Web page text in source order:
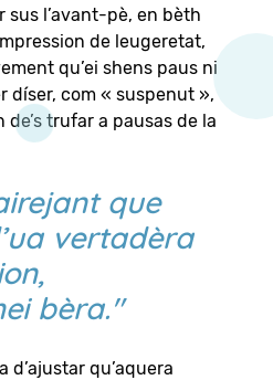
sus l’avant-pè, en bèth
de leugeretat,
qu’ei shens paus ni
díser, com « suspenut »,
trufar a pausas de la
que
vertadèra
bèra."
d’ajustar qu’aquera